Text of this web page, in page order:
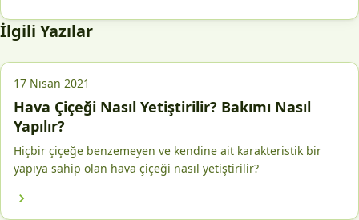
İlgili Yazılar
17 Nisan 2021
Hava Çiçeği Nasıl Yetiştirilir? Bakımı Nasıl
Yapılır?
Hiçbir çiçeğe benzemeyen ve kendine ait karakteristik bir
yapıya sahip olan hava çiçeği nasıl yetiştirilir?